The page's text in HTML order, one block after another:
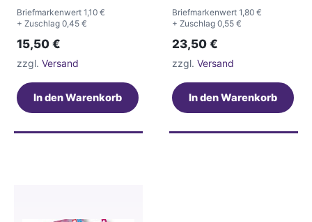
Briefmarkenwert 1,10 €
+ Zuschlag 0,45 €
15,50 €
zzgl. Versand
In den Warenkorb
Briefmarkenwert 1,80 €
+ Zuschlag 0,55 €
23,50 €
zzgl. Versand
In den Warenkorb